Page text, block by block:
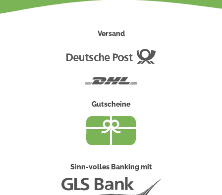
Versand
Gutscheine
Sinn-volles Banking mit